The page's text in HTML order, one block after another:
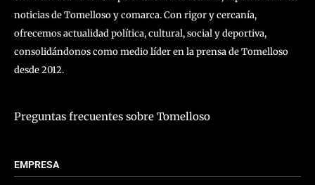
noticias de Tomelloso y comarca. Con rigor y cercanía,
ofrecemos actualidad política, cultural, social y deportiva,
consolidándonos como medio líder en la prensa de Tomelloso
desde 2012.
Preguntas frecuentes sobre Tomelloso
EMPRESA